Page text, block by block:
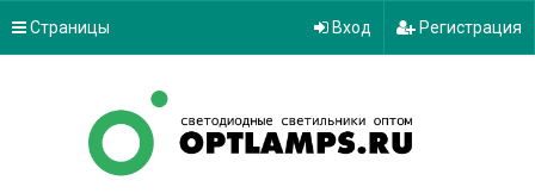
Страницы Вход Регистрация